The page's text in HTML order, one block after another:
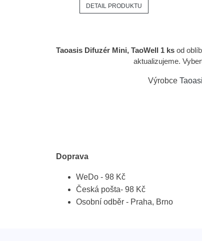
DETAIL PRODUKTU
Taoasis Difuzér Mini, TaoWell 1 ks od
aktualizujeme.
Výrobce
Doprava
WeDo - 98 Kč
Česká pošta- 98 Kč
Osobní odběr - Praha, Brno